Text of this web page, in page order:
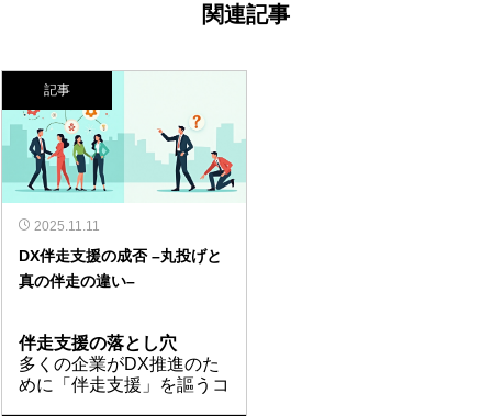
関連記事
記事
2025.11.11
DX伴走支援の成否 –丸投げと
真の伴走の違い–
伴走支援の落とし穴
多くの企業がDX推進のた
めに「伴走支援」を謳うコ